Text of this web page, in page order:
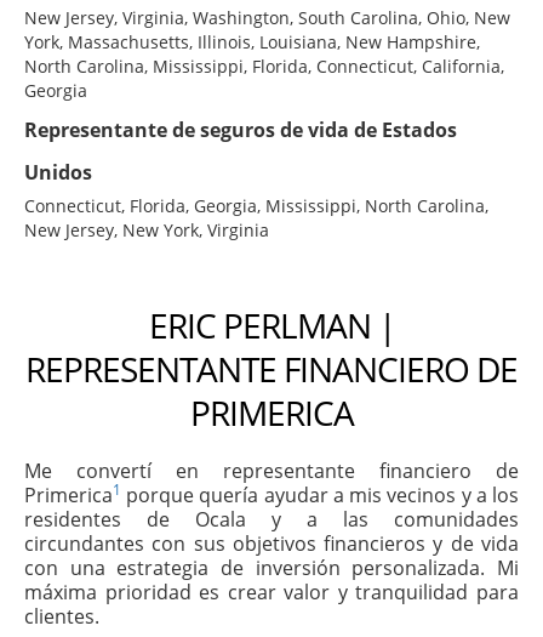
New Jersey, Virginia, Washington, South Carolina, Ohio, New
York, Massachusetts, Illinois, Louisiana, New Hampshire,
North Carolina, Mississippi, Florida, Connecticut, California,
Georgia
Representante de seguros de vida de Estados
Unidos
Connecticut, Florida, Georgia, Mississippi, North Carolina,
New Jersey, New York, Virginia
ERIC PERLMAN |
REPRESENTANTE FINANCIERO DE
PRIMERICA
Me convertí en representante financiero de
Primerica1 porque quería ayudar a mis vecinos y a los
residentes de Ocala y a las comunidades
circundantes con sus objetivos financieros y de vida
con una estrategia de inversión personalizada. Mi
máxima prioridad es crear valor y tranquilidad para
clientes.